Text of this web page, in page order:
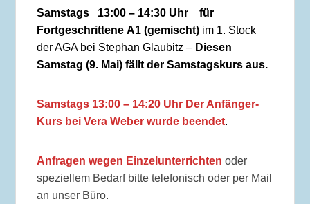
Samstags 13:00 – 14:30 Uhr
für
Fortgeschrittene A1 (gemischt) im 1. Stock
der AGA bei Stephan Glaubitz – Diesen
Samstag (9. Mai) fällt der Samstagskurs aus.
Samstags 13:00 – 14:20 Uhr Der Anfänger-
Kurs bei Vera Weber wurde beendet.
Anfragen wegen Einzelunterrichten oder
speziellem Bedarf bitte telefonisch oder per Mail
an unser Büro.